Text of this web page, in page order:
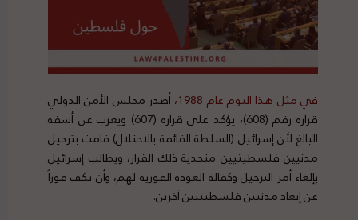
في مثل هذا اليوم عام 1988،
أصدر مجلس الأمن الدولي
قراره رقم (608)، يؤكد على قراره (607) ويعرب عن أسفه
البالغ لأن إسرائيل (السلطة القائمة بالاحتلال) قامت بترحيل
مدنيين فلسطينيين متحدية ذلك القرار، ويطالب إسرائيل
بإلغاء أمر الترحيل وكفالة العودة الفورية لهم، وأن تكف فوراً
عن إبعاد مدنيين فلسطينيين آخرين.